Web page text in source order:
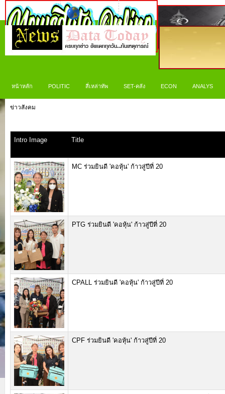
หน้าหลัก POLITIC สี่เหล่าทัพ SET-คลัง ECON ANALYS
ข่าวสังคม
Intro Image Title
MC ร่วมยินดี 'คอหุ้น' ก้าวสู่ปีที่ 20
PTG ร่วมยินดี 'คอหุ้น' ก้าวสู่ปีที่ 20
CPALL ร่วมยินดี 'คอหุ้น' ก้าวสู่ปีที่ 20
CPF ร่วมยินดี 'คอหุ้น' ก้าวสู่ปีที่ 20